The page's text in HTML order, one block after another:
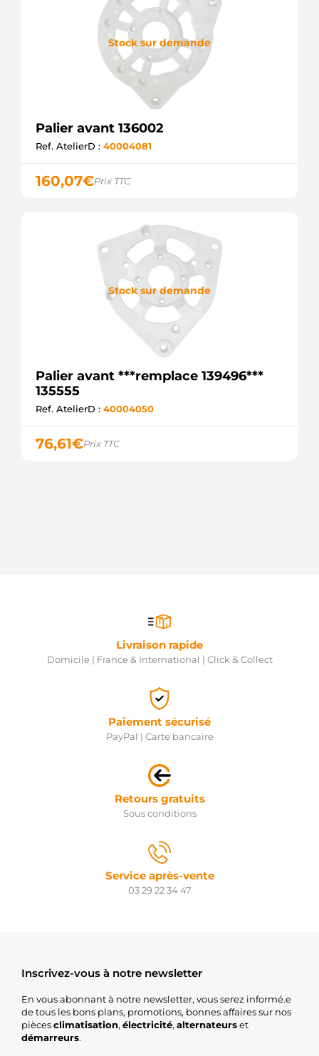
Stock sur demande
Palier avant 136002
Ref. AtelierD : 40004081
160,07€Prix TTC
Stock sur demande
Palier avant ***remplace 139496***
135555
Ref. AtelierD : 40004050
76,61€Prix TTC
Livraison rapide
Domicile | France & International | Click & Collect
Paiement sécurisé
PayPal | Carte bancaire
Retours gratuits
Sous conditions
Service après-vente
03 29 22 34 47
Inscrivez-vous à notre newsletter
En vous abonnant à notre newsletter, vous serez informé.e
de tous les bons plans, promotions, bonnes affaires sur nos
piècesclimatisation, électricité, alternateurset
démarreurs.